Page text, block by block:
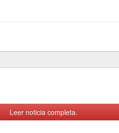
Leer noticia completa.